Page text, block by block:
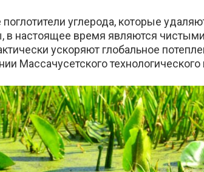
углерода, которые
в настоящее время являются
ускоряют глобальное
Массачусетского технологического